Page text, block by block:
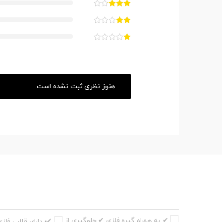
هنوز نظری ثبت نشده است.